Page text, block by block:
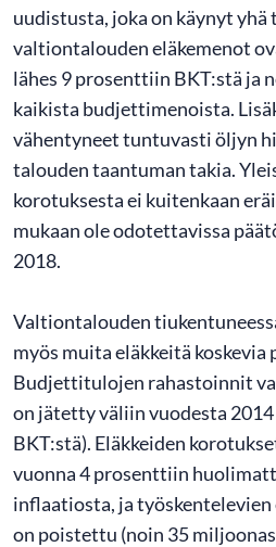
uudistusta, joka on käynyt
valtiontalouden eläkemenot
lähes 9 prosenttiin BKT:stä ja
kaikista budjettimenoista.
vähentyneet tuntuvasti öljyn
talouden taantuman takia.
korotuksesta ei kuitenkaan
mukaan ole odotettavissa
2018.
Valtiontalouden
myös muita eläkkeitä koskevia
Budjettitulojen rahastoinnit
on jätetty väliin vuodesta
BKT:stä). Eläkkeiden
vuonna 4 prosenttiin
inflaatiosta, ja
on poistettu (noin 35